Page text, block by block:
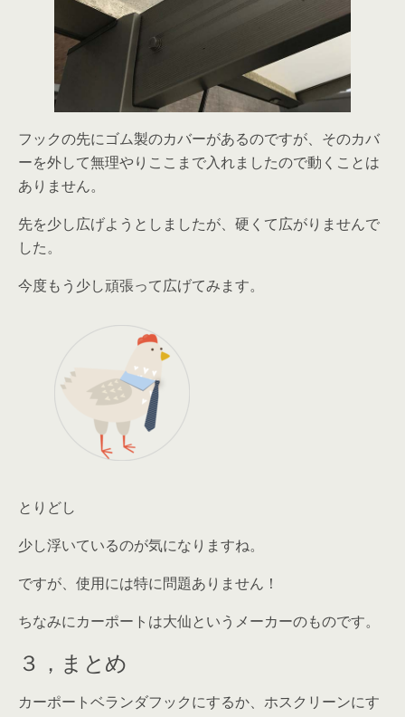
フックの先にゴム製のカバーがあるのですが、そのカバ
ーを外して無理やりここまで入れましたので動くことは
ありません。
先を少し広げようとしましたが、硬くて広がりませんで
した。
今度もう少し頑張って広げてみます。
とりどし
少し浮いているのが気になりますね。
ですが、使用には特に問題ありません！
ちなみにカーポートは大仙というメーカーのものです。
３，まとめ
カーポートベランダフックにするか、ホスクリーンにす